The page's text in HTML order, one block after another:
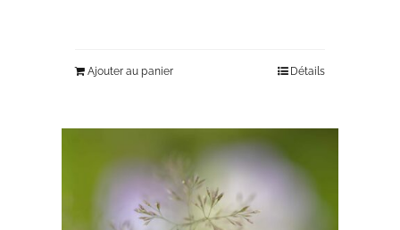
Ajouter au panier Détails